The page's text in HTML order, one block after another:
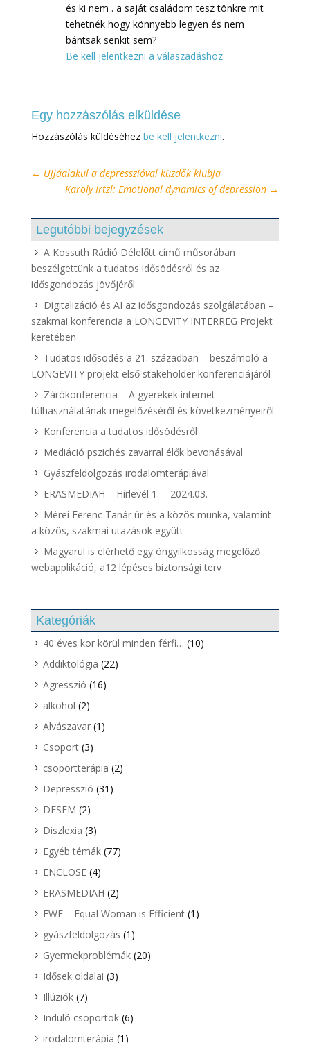
és ki nem . a saját családom tesz tönkre mit
tehetnék hogy könnyebb legyen és nem
bántsak senkit sem?
Be kell jelentkezni a válaszadáshoz
Egy hozzászólás elküldése
Hozzászólás küldéséhez be kell jelentkezni.
← Ujjáalakul a depresszióval küzdők klubja
Karoly Irtzl: Emotional dynamics of depression →
Legutóbbi bejegyzések
A Kossuth Rádió Délelőtt című műsorában
beszélgettünk a tudatos idősödésről és az
idősgondozás jövőjéről
Digitalizáció és AI az idősgondozás szolgálatában –
szakmai konferencia a LONGEVITY INTERREG Projekt
keretében
Tudatos idősödés a 21. században – beszámoló a
LONGEVITY projekt első stakeholder konferenciájáról
Zárókonferencia – A gyerekek internet
túlhasználatának megelőzéséről és következményeiről
Konferencia a tudatos idősödésről
Mediáció pszichés zavarral élők bevonásával
Gyászfeldolgozás irodalomterápiával
ERASMEDIAH – Hírlevél 1. – 2024.03.
Mérei Ferenc Tanár úr és a közös munka, valamint
a közös, szakmai utazások együtt
Magyarul is elérhető egy öngyilkosság megelőző
webapplikáció, a12 lépéses biztonsági terv
Kategóriák
40 éves kor körül minden férfi… (10)
Addiktológia (22)
Agresszió (16)
alkohol (2)
Alvászavar(1)
Csoport(3)
csoportterápia (2)
Depresszió (31)
DESEM (2)
Diszlexia (3)
Egyéb témák(77)
ENCLOSE(4)
ERASMEDIAH (2)
EWE – Equal Woman is Efficient(1)
gyászfeldolgozás (1)
Gyermekproblémák(20)
Idősek oldalai (3)
Illúziók(7)
Induló csoportok(6)
irodalomterápia (1)